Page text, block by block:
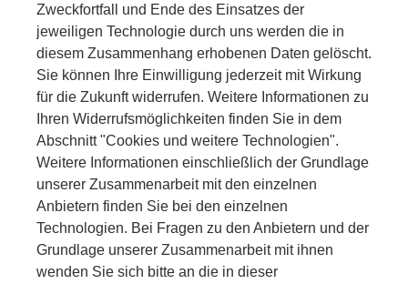
Zweckfortfall und Ende des Einsatzes der
jeweiligen Technologie durch uns werden die in
diesem Zusammenhang erhobenen Daten gelöscht.
Sie können Ihre Einwilligung jederzeit mit Wirkung
für die Zukunft widerrufen. Weitere Informationen zu
Ihren Widerrufsmöglichkeiten finden Sie in dem
Abschnitt "Cookies und weitere Technologien".
Weitere Informationen einschließlich der Grundlage
unserer Zusammenarbeit mit den einzelnen
Anbietern finden Sie bei den einzelnen
Technologien. Bei Fragen zu den Anbietern und der
Grundlage unserer Zusammenarbeit mit ihnen
wenden Sie sich bitte an die in dieser